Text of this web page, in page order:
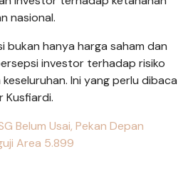
nasional.
bukan hanya harga saham dan
investor terhadap risiko
Ini yang perlu dibaca
Kusfiardi.
Belum Usai, Pekan Depan
Area 5.899